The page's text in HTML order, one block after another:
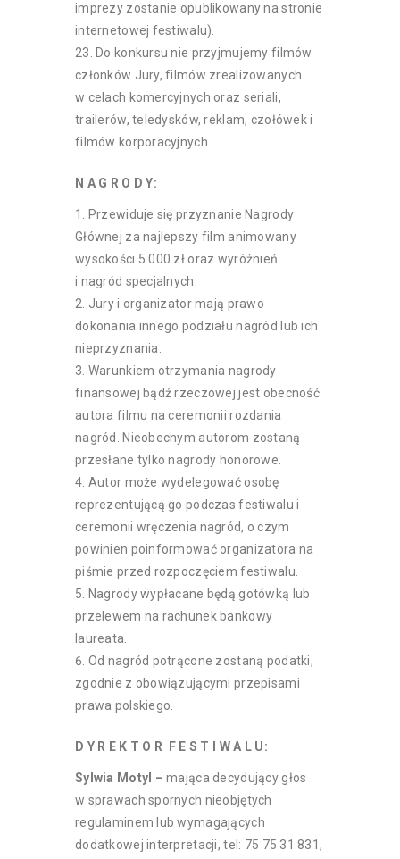
imprezy zostanie opublikowany na stronie
internetowej festiwalu).
Do konkursu nie przyjmujemy filmów
członków Jury, filmów zrealizowanych
w celach komercyjnych oraz seriali,
trailerów, teledysków, reklam, czołówek i
filmów korporacyjnych.
N A G R O D Y:
Przewiduje się przyznanie Nagrody
Głównej za najlepszy film animowany
wysokości 5.000 zł oraz wyróżnień
i nagród specjalnych.
Jury i organizator mają prawo
dokonania innego podziału nagród lub ich
nieprzyznania.
Warunkiem otrzymania nagrody
finansowej bądź rzeczowej jest obecność
autora filmu na ceremonii rozdania
nagród. Nieobecnym autorom zostaną
przesłane tylko nagrody honorowe.
Autor może wydelegować osobę
reprezentującą go podczas festiwalu i
ceremonii wręczenia nagród, o czym
powinien poinformować organizatora na
piśmie przed rozpoczęciem festiwalu.
Nagrody wypłacane będą gotówką lub
przelewem na rachunek bankowy
laureata.
Od nagród potrącone zostaną podatki,
zgodnie z obowiązującymi przepisami
prawa polskiego.
D Y R E K T O R F E S T I W A L U:
Sylwia Motyl –mająca decydujący głos
w sprawach spornych nieobjętych
regulaminem lub wymagających
dodatkowej interpretacji, tel: 75 75 31 831,